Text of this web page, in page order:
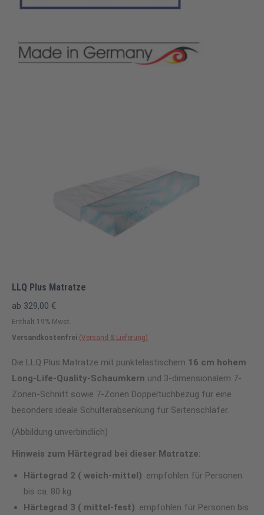
LLQ Plus Matratze
ab 329,00 €
Enthält 19% Mwst.
Versandkostenfrei (Versand & Lieferung)
Die LLQ Plus Matratze mit punktelastischem 16 cm hohem
Long-Life-Quality-Schaumkern und 3-dimensionalem 7-
Zonen-Schnitt sowie 7-Zonen Doppeltuchbezug für eine
besonders ideale Schulterabsenkung für Seitenschläfer.
(Abbildung unverbindlich)
Hinweis zum Härtegrad bei dieser Matratze:
Härtegrad 2 ( weich-mittel ): empfohlen für Personen
bis ca. 80 kg
Härtegrad 3 ( mittel-fest): empfohlen für Personen bis